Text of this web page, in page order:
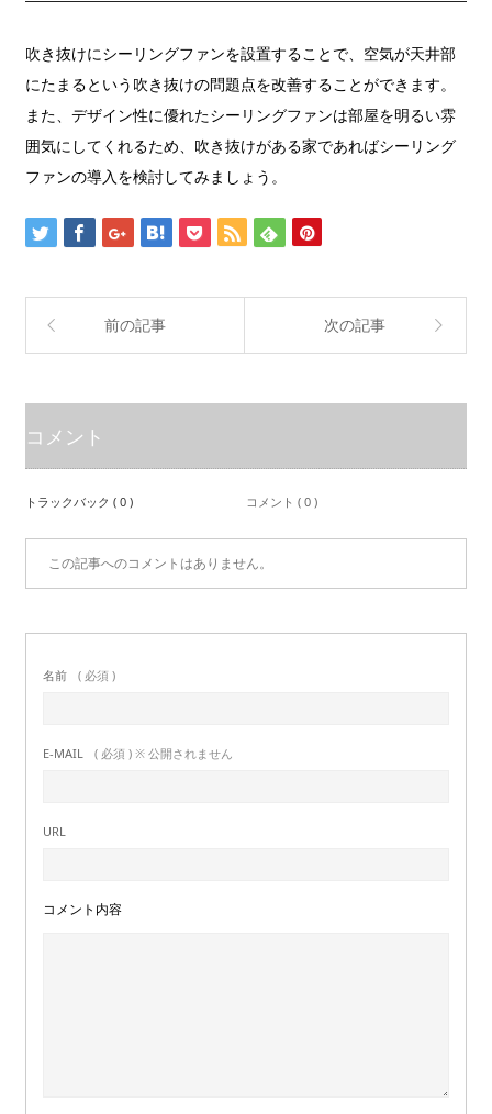
吹き抜けにシーリングファンを設置することで、空気が天井部
にたまるという吹き抜けの問題点を改善することができます。
また、デザイン性に優れたシーリングファンは部屋を明るい雰
囲気にしてくれるため、吹き抜けがある家であればシーリング
ファンの導入を検討してみましょう。
前の記事 次の記事
コメント
トラックバック ( 0 ) コメント ( 0 )
この記事へのコメントはありません。
名前 ( 必須 )
E-MAIL ( 必須 ) ※ 公開されません
URL
コメント内容